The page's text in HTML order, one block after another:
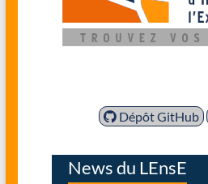
Dépôt GitHub
News du LEnsE